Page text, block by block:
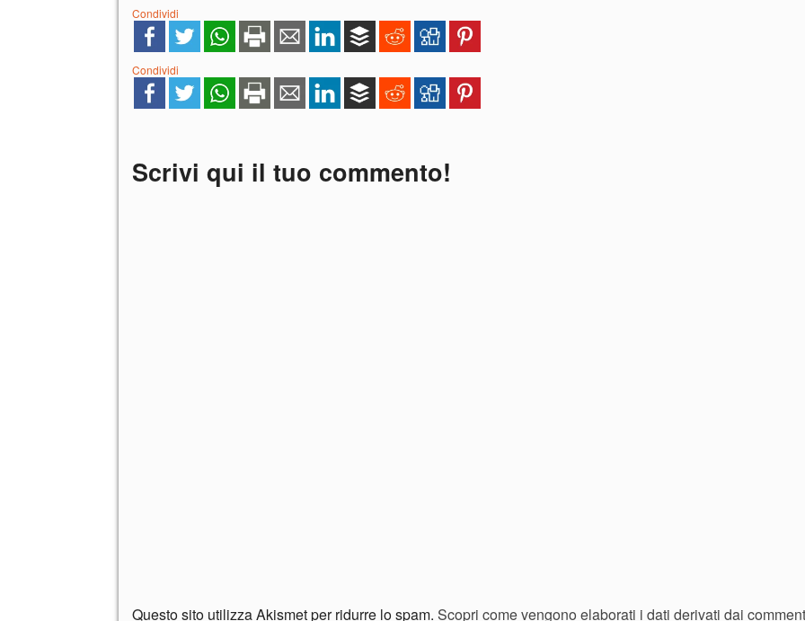
Condividi
Condividi
Scrivi qui il tuo commento!
Questo sito utilizza Akismet per ridurre lo spam. Scopri come vengono elaborati i dati derivati dai